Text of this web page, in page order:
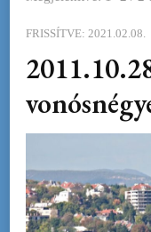
FRISSÍTVE: 2021.02.08.